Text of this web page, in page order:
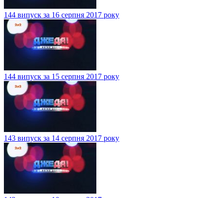
144 випуск за 16 серпня 2017 року
144 випуск за 15 серпня 2017 року
143 випуск за 14 серпня 2017 року